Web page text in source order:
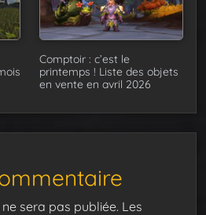
Comptoir : c’est le
printemps ! Liste des objets
en vente en avril 2026
sera pas publiée. Les